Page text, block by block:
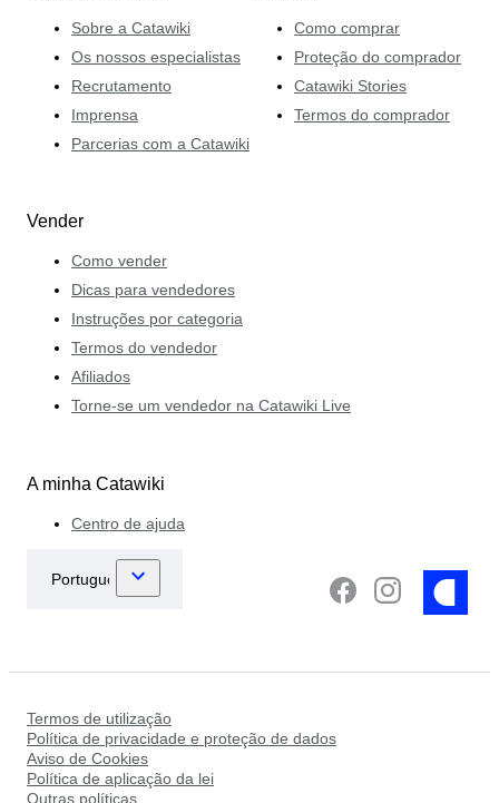
Sobre a Catawiki
Os nossos especialistas
Recrutamento
Imprensa
Parcerias com a Catawiki
Como comprar
Proteção do comprador
Catawiki Stories
Termos do comprador
Vender
Como vender
Dicas para vendedores
Instruções por categoria
Termos do vendedor
Afiliados
Torne-se um vendedor na Catawiki Live
A minha Catawiki
Centro de ajuda
Termos de utilização
Política de privacidade e proteção de dados
Aviso de Cookies
Política de aplicação da lei
Outras políticas